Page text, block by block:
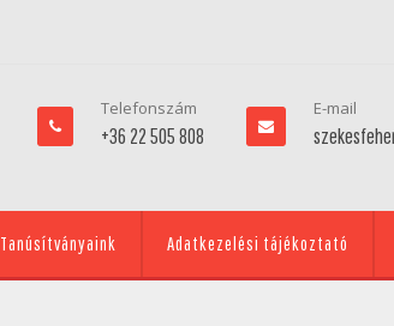
Telefonszám
+36 22 505 808
E-mail
Tanúsítványaink Adatkezelési tájékoztató